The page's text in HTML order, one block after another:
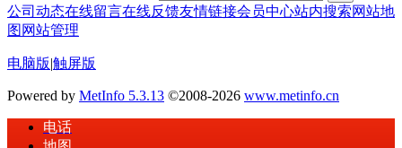
公司动态在线留言在线反馈友情链接会员中心站内搜索网站地
图 网站管理
电脑版|触屏版
Powered by MetInfo 5.3.13 ©2008-2026 www.metinfo.cn
电话